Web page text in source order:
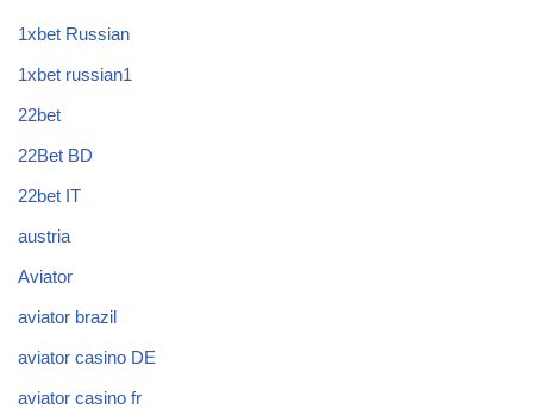
1xbet Russian
1xbet russian1
22bet
22Bet BD
22bet IT
austria
Aviator
aviator brazil
aviator casino DE
aviator casino fr